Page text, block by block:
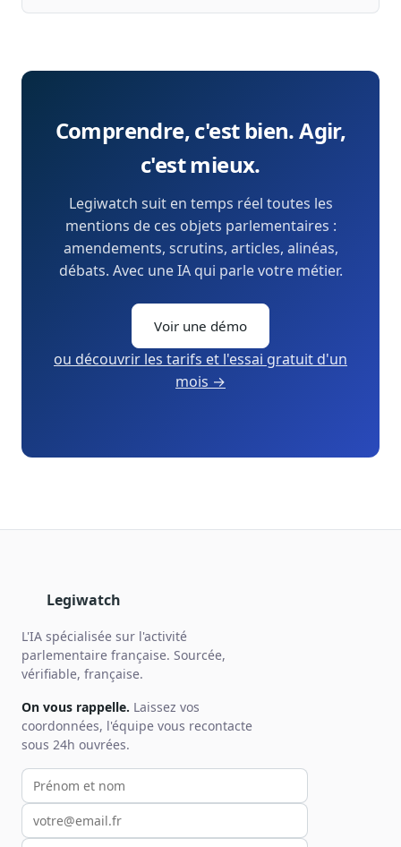
Comprendre, c'est bien. Agir,
c'est mieux.
Legiwatch suit en temps réel toutes les
mentions de ces objets parlementaires :
amendements, scrutins, articles, alinéas,
débats. Avec une IA qui parle votre métier.
Voir une démo
ou découvrir les tarifs et l'essai gratuit d'un
mois →
Legiwatch
L'IA spécialisée sur l'activité
parlementaire française. Sourcée,
vérifiable, française.
On vous rappelle. Laissez vos
coordonnées, l'équipe vous recontacte
sous 24h ouvrées.
Votre prénom et nom
Votre email
Votre téléphone